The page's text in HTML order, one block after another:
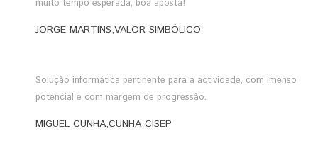
muito tempo esperada, boa aposta!
JORGE MARTINS,VALOR SIMBÓLICO
Solução informática pertinente para a actividade, com imenso
potencial e com margem de progressão.
MIGUEL CUNHA,CUNHA CISEP